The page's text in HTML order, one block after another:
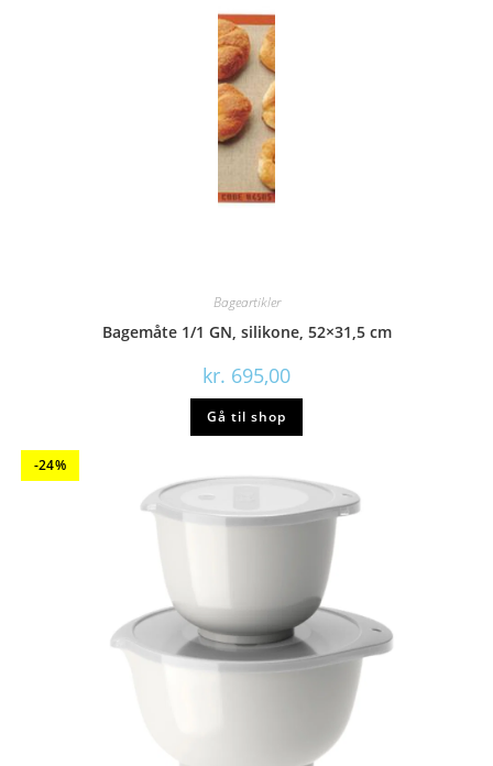
Bageartikler
Bagemåte 1/1 GN, silikone, 52×31,5 cm
kr. 695,00
Gå til shop
-24%